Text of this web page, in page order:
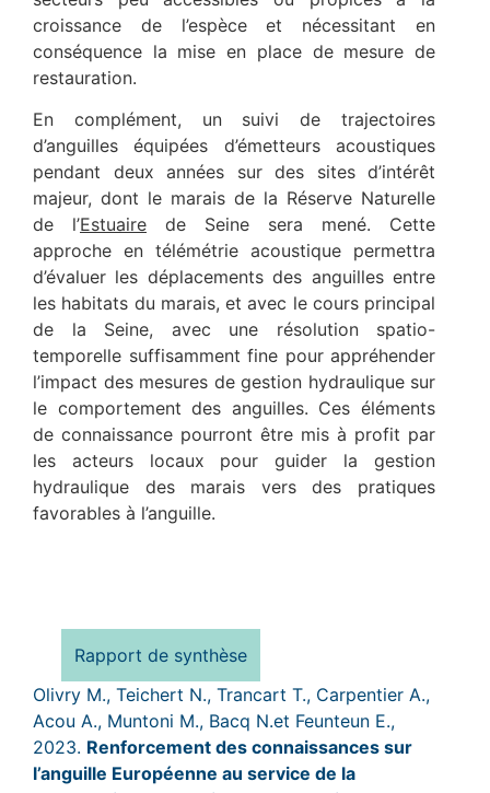
croissance de l’espèce et nécessitant en
conséquence la mise en place de mesure de
restauration.
En complément, un suivi de trajectoires
d’anguilles équipées d’émetteurs acoustiques
pendant deux années sur des sites d’intérêt
majeur, dont le marais de la Réserve Naturelle
de l’Estuaire de Seine sera mené. Cette
approche en télémétrie acoustique permettra
d’évaluer les déplacements des anguilles entre
les habitats du marais, et avec le cours principal
de la Seine, avec une résolution spatio-
temporelle suffisamment fine pour appréhender
l’impact des mesures de gestion hydraulique sur
le comportement des anguilles. Ces éléments
de connaissance pourront être mis à profit par
les acteurs locaux pour guider la gestion
hydraulique des marais vers des pratiques
favorables à l’anguille.
Rapport de synthèse
Olivry M., Teichert N., Trancart T., Carpentier A.,
Acou A., Muntoni M., Bacq N.et Feunteun E.,
2023. Renforcement des connaissances sur
l’anguille Européenne au service de la